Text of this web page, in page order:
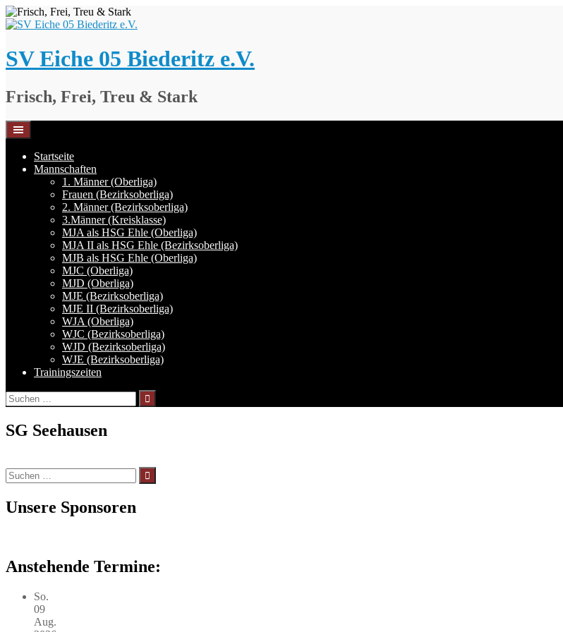
Springe
zum
SV Eiche 05 Biederitz e.V.
Frisch, Frei, Treu & Stark
Startseite
Mannschaften
1. Männer (Oberliga)
Frauen (Bezirksoberliga)
2. Männer (Bezirksoberliga)
3.Männer (Kreisklasse)
MJA als HSG Ehle (Oberliga)
MJA II als HSG Ehle (Bezirksoberliga)
MJB als HSG Ehle (Oberliga)
MJC (Oberliga)
MJD (Oberliga)
MJE (Bezirksoberliga)
MJE II (Bezirksoberliga)
WJA (Oberliga)
WJC (Bezirksoberliga)
WJD (Bezirksoberliga)
WJE (Bezirksoberliga)
Trainingszeiten
Suchen
nach:
SG Seehausen
Suchen
nach:
Unsere Sponsoren
Anstehende Termine:
So.
09
Aug.